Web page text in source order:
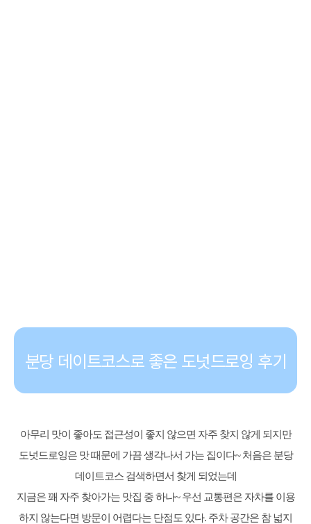
분당 데이트코스로 좋은 도넛드로잉 후기
아무리 맛이 좋아도 접근성이 좋지 않으면 자주 찾지 않게 되지만
도넛드로잉은 맛 때문에 가끔 생각나서 가는 집이다~ 처음은 분당
데이트코스 검색하면서 찾게 되었는데
지금은 꽤 자주 찾아가는 맛집 중 하나~ 우선 교통편은 자차를 이용
하지 않는다면 방문이 어렵다는 단점도 있다. 주차 공간은 참 넓지